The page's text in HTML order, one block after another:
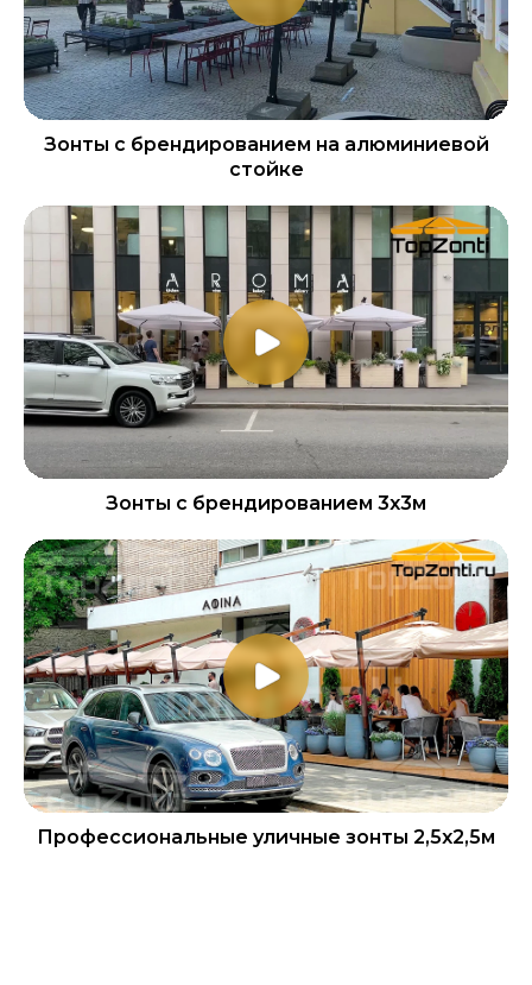
Зонты с брендированием на алюминиевой
стойке
Зонты с брендированием 3х3м
Профессиональные уличные зонты 2,5х2,5м